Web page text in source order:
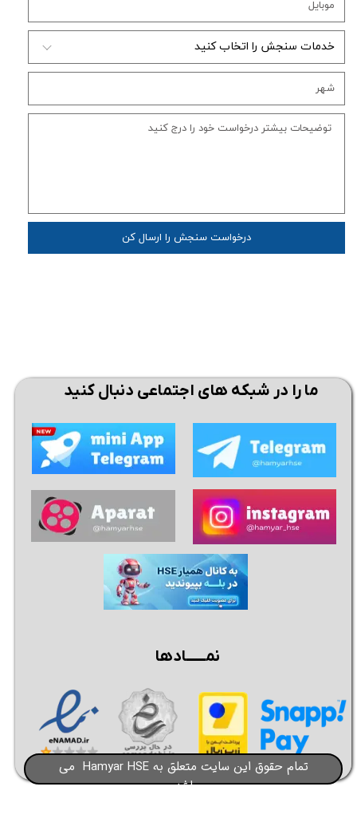
درخواست سنجش را ارسال کن
تمام حقوق این سایت متعلق به Hamyar HSE می
باشد​​​​​​​
ما را در شبکه های اجتماعی دنبال کنید
نمــــــادها